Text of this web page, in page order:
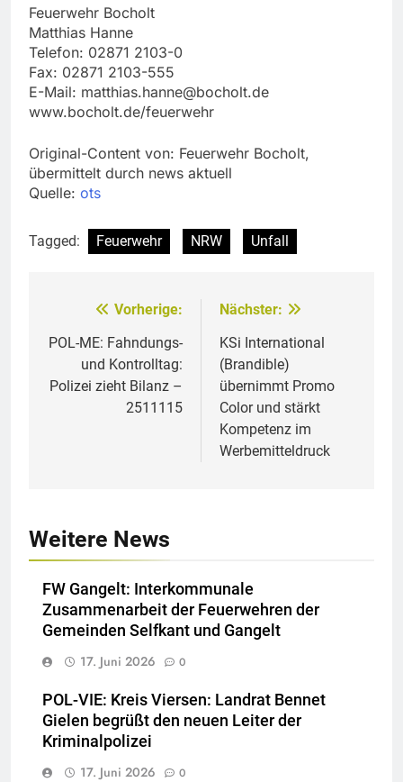
Feuerwehr Bocholt
Matthias Hanne
Telefon: 02871 2103-0
Fax: 02871 2103-555
E-Mail: matthias.hanne@bocholt.de
www.bocholt.de/feuerwehr
Original-Content von: Feuerwehr Bocholt,
übermittelt durch news aktuell
Quelle: ots
Tagged: Feuerwehr NRW Unfall
Beitragsnavigation
Vorherige:
POL-ME: Fahndungs-
und Kontrolltag:
Polizei zieht Bilanz –
2511115
Nächster:
KSi International
(Brandible)
übernimmt Promo
Color und stärkt
Kompetenz im
Werbemitteldruck
Weitere News
FW Gangelt: Interkommunale
Zusammenarbeit der Feuerwehren der
Gemeinden Selfkant und Gangelt
17. Juni 2026
0
POL-VIE: Kreis Viersen: Landrat Bennet
Gielen begrüßt den neuen Leiter der
Kriminalpolizei
17. Juni 2026
0